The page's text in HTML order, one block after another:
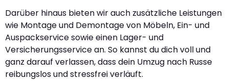
Darüber hinaus bieten wir auch zusätzliche Leistungen
wie Montage und Demontage von Möbeln, Ein- und
Auspackservice sowie einen Lager- und
Versicherungsservice an. So kannst du dich voll und
ganz darauf verlassen, dass dein Umzug nach Russe
reibungslos und stressfrei verläuft.